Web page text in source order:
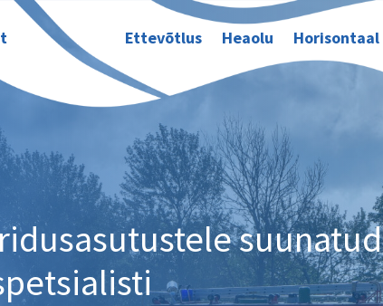
Ettevõtlus Heaolu Horisontaal
suunatud